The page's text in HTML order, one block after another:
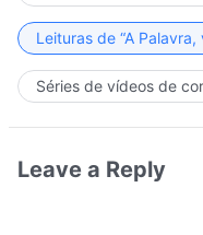
Leituras de “A
Séries de vídeos de
Leave a Reply